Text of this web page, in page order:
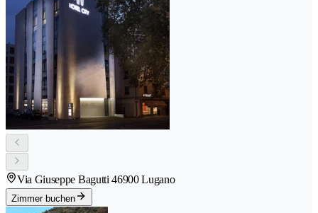
Via Giuseppe Bagutti 46900 Lugano
Zimmer buchen